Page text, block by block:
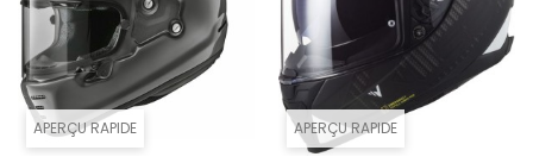
APERÇU RAPIDE APERÇU RAPIDE